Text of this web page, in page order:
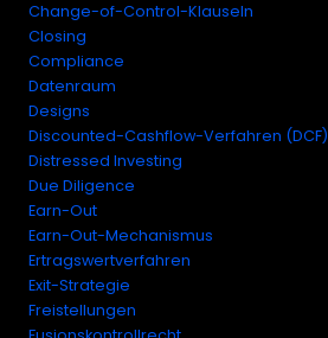
Change-of-Control-Klauseln
Closing
Compliance
Datenraum
Designs
Discounted-Cashflow-Verfahren (DCF)
Distressed Investing
Due Diligence
Earn-Out
Earn-Out-Mechanismus
Ertragswertverfahren
Exit-Strategie
Freistellungen